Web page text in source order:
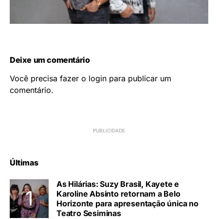
Deixe um comentário
Você precisa fazer o login para publicar um
comentário.
Últimas
As Hilárias: Suzy Brasil, Kayete e
Karoline Absinto retornam a Belo
Horizonte para apresentação única no
Teatro Sesiminas